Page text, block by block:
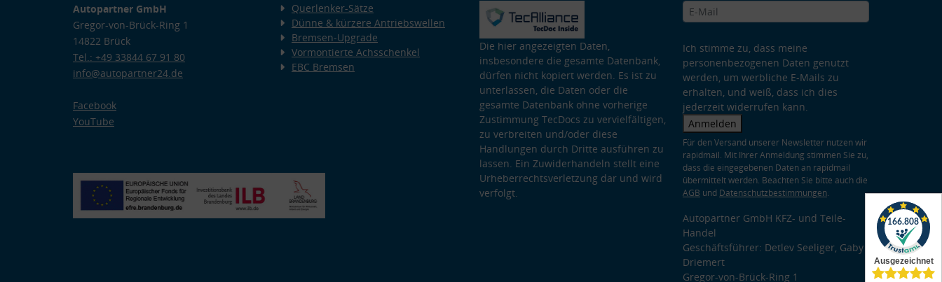
Autopartner GmbH
Gregor-von-Brück-Ring 1
14822 Brück
Tel.: +49 33844 67 91 80
info@autopartner24.de
Facebook
YouTube
Querlenker-Sätze
Dünne & kürzere Antriebswellen
Bremsen-Upgrade
Vormontierte Achsschenkel
EBC Bremsen
Die hier angezeigten Daten,
insbesondere die gesamte Datenbank,
dürfen nicht kopiert werden. Es ist zu
unterlassen, die Daten oder die
gesamte Datenbank ohne vorherige
Zustimmung TecDocs zu vervielfältigen,
zu verbreiten und/oder diese
Handlungen durch Dritte ausführen zu
lassen. Ein Zuwiderhandeln stellt eine
Urheberrechtsverletzung dar und wird
verfolgt.
Ich stimme zu, dass meine
personenbezogenen Daten genutzt
werden, um werbliche E-Mails zu
erhalten, und weiß, dass ich dies
jederzeit widerrufen kann.
Anmelden
Für den Versand unserer Newsletter nutzen wir
rapidmail. Mit Ihrer Anmeldung stimmen Sie zu,
dass die eingegebenen Daten an rapidmail
übermittelt werden. Beachten Sie bitte auch die
AGB und Datenschutzbestimmungen.
Autopartner GmbH KFZ- und Teile-
Handel
Geschäftsführer: Detlev Seeliger, Gaby
Driemert
Gregor-von-Brück-Ring 1